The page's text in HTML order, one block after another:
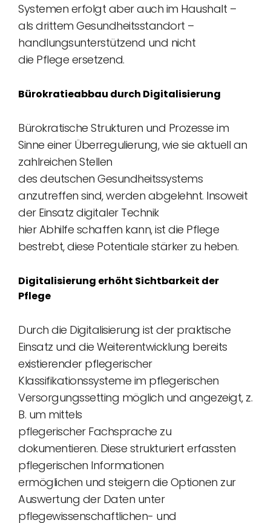
Systemen erfolgt aber auch im Haushalt –
als drittem Gesundheitsstandort –
handlungsunterstützend und nicht
die Pflege ersetzend.
Bürokratieabbau durch Digitalisierung
Bürokratische Strukturen und Prozesse im
Sinne einer Überregulierung, wie sie aktuell an
zahlreichen Stellen
des deutschen Gesundheitssystems
anzutreffen sind, werden abgelehnt. Insoweit
der Einsatz digitaler Technik
hier Abhilfe schaffen kann, ist die Pflege
bestrebt, diese Potentiale stärker zu heben.
Digitalisierung erhöht Sichtbarkeit der
Pflege
Durch die Digitalisierung ist der praktische
Einsatz und die Weiterentwicklung bereits
existierender pflegerischer
Klassifikationssysteme im pflegerischen
Versorgungssetting möglich und angezeigt, z.
B. um mittels
pflegerischer Fachsprache zu
dokumentieren. Diese strukturiert erfassten
pflegerischen Informationen
ermöglichen und steigern die Optionen zur
Auswertung der Daten unter
pflegewissenschaftlichen- und